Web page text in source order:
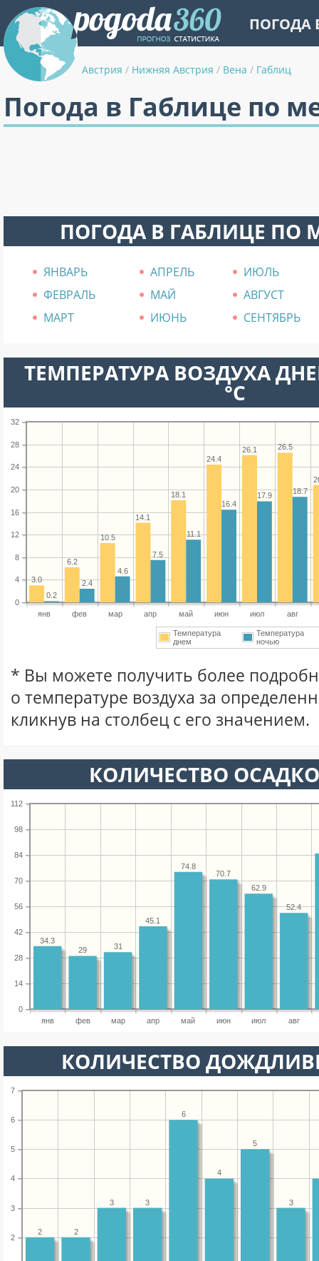
ПОГОДА
Австрия / Нижняя Австрия / Вена / Габлиц
Погода в Габлице по
ПОГОДА В ГАБЛИЦЕ ПО
ЯНВАРЬ АПРЕЛЬ
ИЮЛЬ
ФЕВРАЛЬ
МАЙ
АВГУСТ
МАРТ
ИЮНЬ СЕНТЯБРЬ
ТЕМПЕРАТУРА ВОЗДУХА
°C
янв фев мар апр май июн июл авг
0
4
8
12
16
20
24
28
32
26.5
26.1
24.4
18.1
14.1
10.5
6.2
3.0
18.7
17.9
16.4
11.1
7.5
4.6
2.4
0.2
Температура
днем
Температура
ночью
* Вы можете получить более
о температуре воздуха за
кликнув на столбец с его значением.
КОЛИЧЕСТВО
янв фев мар апр май июн июл авг
0
14
28
42
56
70
84
98
112
52.4
62.9
70.7
74.8
45.1
31
29
34.3
КОЛИЧЕСТВО
2
3
4
5
6
7
3
5
4
6
3
3
2
2